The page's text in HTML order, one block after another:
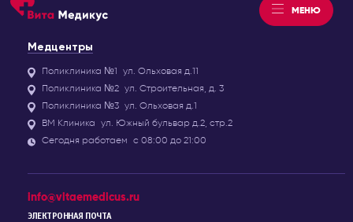
МЕНЮ
Медцентры
Поликлиника №1 ул. Ольховая д.11
Поликлиника №2 ул. Строительная, д. 3
Поликлиника №3 ул. Ольховая д.1
ВМ Клиника ул. Южный бульвар д.2, стр.2
Сегодня работаем с 08:00 до 21:00
info@vitaemedicus.ru
ЭЛЕКТРОННАЯ ПОЧТА